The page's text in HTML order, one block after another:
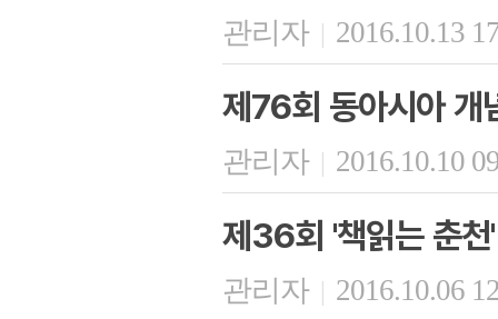
관리자 | 2016.10.13
제76회 동아시아 개
관리자 | 2016.10.10
제36회 '책읽는 춘천'
관리자 | 2016.10.06